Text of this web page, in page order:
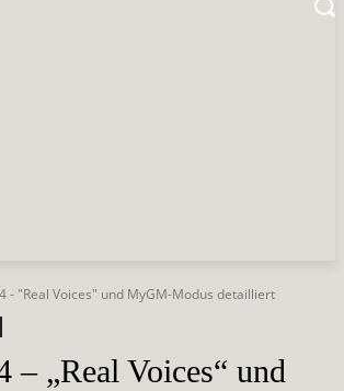
- "Real Voices" und MyGM-Modus detailliert
„Real Voices“ und